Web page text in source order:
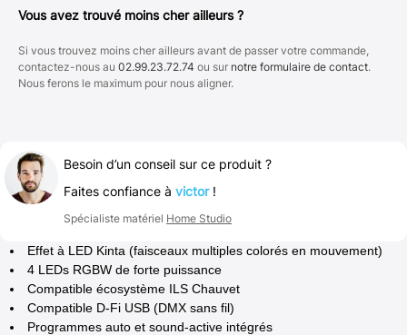
Vous avez trouvé moins cher ailleurs ?
Si vous trouvez moins cher ailleurs avant de passer votre commande,
contactez-nous au 02.99.23.72.74 ou sur notre formulaire de contact.
Nous ferons le maximum pour nous aligner.
Besoin d’un conseil sur ce produit ?
Faites confiance à victor!
Spécialiste matériel Home Studio
Effet à LED Kinta (faisceaux multiples colorés en mouvement)
4 LEDs RGBW de forte puissance
Compatible écosystème ILS Chauvet
Compatible D-Fi USB (DMX sans fil)
Programmes auto et sound-active intégrés